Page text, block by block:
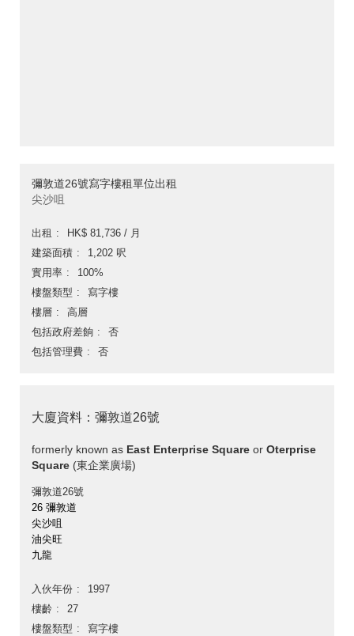
彌敦道26號寫字樓租單位出租
尖沙咀
出租
HK$ 81,736 / 月
建築面積
1,202 呎
實用率
100%
樓盤類型
寫字樓
樓層
高層
包括政府差餉
否
包括管理費
否
大廈資料：彌敦道26號
formerly known as East Enterprise Square or Oterprise
Square (東企業廣場)
彌敦道26號
26 彌敦道
尖沙咀
油尖旺
九龍
入伙年份
1997
樓齡
27
樓盤類型
寫字樓